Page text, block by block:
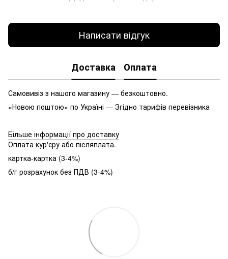
Написати відгук
Доставка Оплата
Самовивіз з нашого магазину — безкоштовно.
«Новою поштою» по Україні — Згідно тарифів перевізника
Більше інформації про доставку
Оплата кур'єру або післяплата.
картка-картка (3-4%)
б/г розрахунок без ПДВ (3-4%)